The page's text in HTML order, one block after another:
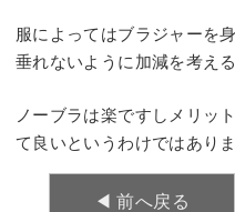
服によってはブラジャーを
垂れないように加減を考え
ノーブラは楽ですしメリッ
て良いというわけではありま
◀︎ 前へ戻る